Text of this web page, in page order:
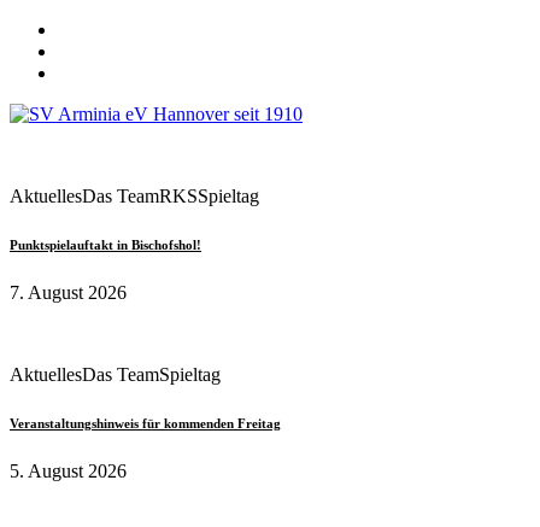
AktuellesDas TeamRKSSpieltag
Punktspielauftakt in Bischofshol!
7. August 2026
AktuellesDas TeamSpieltag
Veranstaltungshinweis für kommenden Freitag
5. August 2026